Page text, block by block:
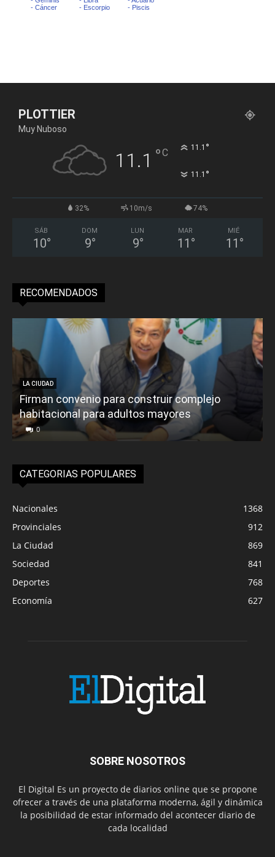
PLOTTIER
Muy Nuboso
11.1 °C 11.1 °
11.1 °
32% 10m/s 74%
SÁB
10°
DOM
9°
LUN
9°
MAR
11 °
MIÉ
11 °
RECOMENDADOS
LA CIUDAD
Firman convenio para construir complejo
habitacional para adultos mayores
0
CATEGORIAS POPULARES
Nacionales
1368
Provinciales
912
La Ciudad
869
Sociedad
841
Deportes
768
Economía
627
SOBRE NOSOTROS
El Digital Es un proyecto de diarios online que se propone
ofrecer a través de una plataforma moderna, ágil y dinámica
la posibilidad de estar informado del acontecer diario de
cada localidad